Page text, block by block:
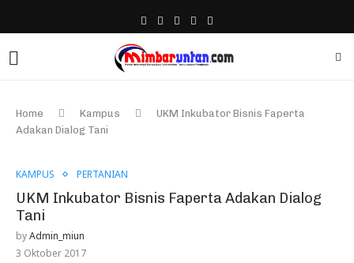
Home Kampus
UKM Inkubator Bisnis Faperta
Adakan Dialog Tani
KAMPUS PERTANIAN
UKM Inkubator Bisnis Faperta Adakan Dialog
Tani
byAdmin_miun
3 Oktober 2017